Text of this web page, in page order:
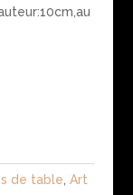
de table, Art